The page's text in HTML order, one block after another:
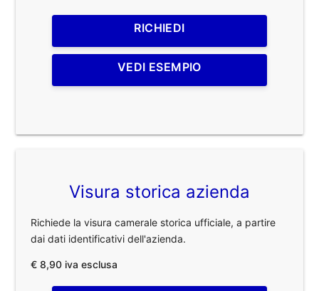
RICHIEDI
VEDI ESEMPIO
Visura storica azienda
Richiede la visura camerale storica ufficiale, a partire
dai dati identificativi dell'azienda.
€ 8,90 iva esclusa